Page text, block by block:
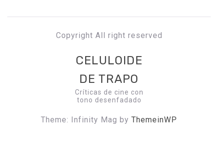
Copyright All right reserved
CELULOIDE
DE TRAPO
Críticas de cine con
tono desenfadado
Theme: Infinity Mag by ThemeinWP